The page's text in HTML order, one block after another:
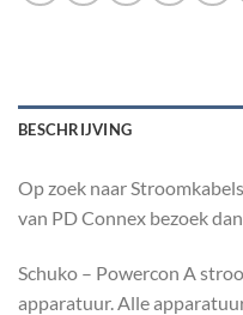
BESCHRIJVING
Op zoek naar
van PD Connex bezoek
Schuko – Powercon A
apparatuur. Alle